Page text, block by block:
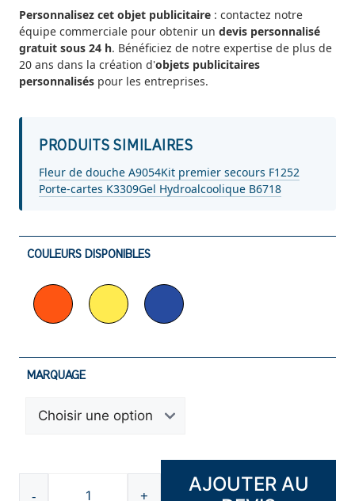
Personnalisez cet objet publicitaire : contactez notre
équipe commerciale pour obtenir un devis personnalisé
gratuit sous 24 h. Bénéficiez de notre expertise de plus de
20 ans dans la création d'objets publicitaires
personnalisés pour les entreprises.
PRODUITS SIMILAIRES
Fleur de douche A9054Kit premier secours F1252
Porte-cartes K3309Gel Hydroalcoolique B6718
COULEURS DISPONIBLES
MARQUAGE
- +
AJOUTER AU